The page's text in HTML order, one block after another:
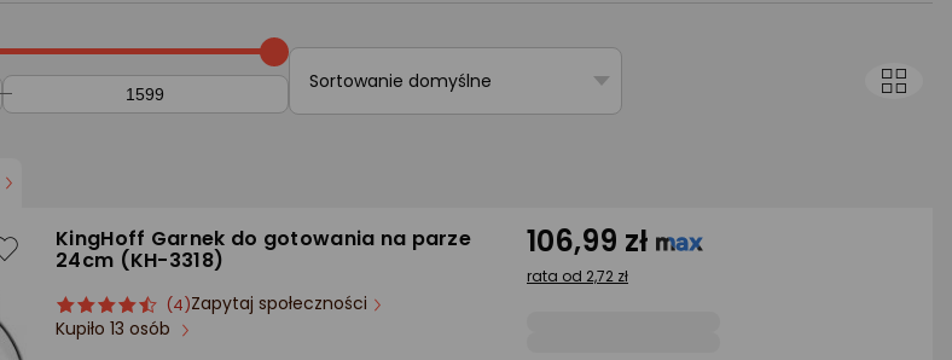
Sortowanie domyślne
KingHoff Garnek do gotowania na parze
24cm (KH-3318)
ocena
produktu
Ocena
produktu
(4)Zapytaj społeczności
Kupiło 13 osób
106,99 zł
rata od 2,72 zł